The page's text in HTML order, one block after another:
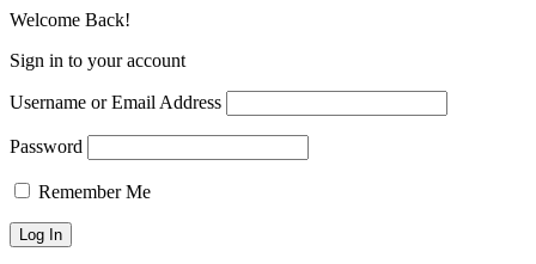
Welcome Back!
Sign in to your account
Username or Email Address
Password
Remember Me